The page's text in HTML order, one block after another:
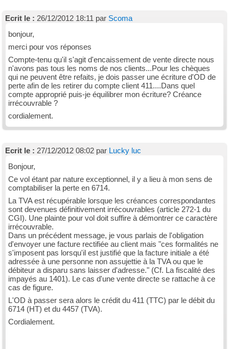
Ecrit le : 26/12/2012 18:11 par Scoma
bonjour,
merci pour vos réponses
Compte-tenu qu'il s'agit d'encaissement de vente directe nous
n'avons pas tous les noms de nos clients...Pour les chèques
qui ne peuvent être refaits, je dois passer une écriture d'OD de
perte afin de les retirer du compte client 411....Dans quel
compte approprié puis-je équilibrer mon écriture? Créance
irrécouvrable ?
cordialement.
Ecrit le : 27/12/2012 08:02 par Lucky luc
Bonjour,
Ce vol étant par nature exceptionnel, il y a lieu à mon sens de
comptabiliser la perte en 6714.
La TVA est récupérable lorsque les créances correspondantes
sont devenues définitivement irrécouvrables (article 272-1 du
CGI). Une plainte pour vol doit suffire à démontrer ce caractère
irrécouvrable.
Dans un précédent message, je vous parlais de l'obligation
d'envoyer une facture rectifiée au client mais "ces formalités ne
s'imposent pas lorsqu'il est justifié que la facture initiale a été
adressée à une personne non assujettie à la TVA ou que le
débiteur a disparu sans laisser d'adresse." (Cf. La fiscalité des
impayés au 1401). Le cas d'une vente directe se rattache à ce
cas de figure.
L'OD à passer sera alors le crédit du 411 (TTC) par le débit du
6714 (HT) et du 4457 (TVA).
Cordialement.